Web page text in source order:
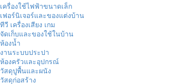
เครื่องใช้ไฟฟ้าขนาดเล็ก
เฟอร์นิเจอร์และของแต่งบ้าน
ทีวี เครื่องเสียง เกม
จัดเก็บและของใช้ในบ้าน
ห้องน้ำ
งานระบบประปา
ห้องครัวและอุปกรณ์
วัสดุปูพื้นและผนัง
วัสดุก่อสร้าง